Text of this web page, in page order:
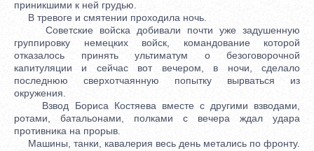
приникшими к ней грудью.
В тревоге и смятении проходила ночь.
Советские войска добивали почти уже задушенную
группировку немецких войск, командование которой
отказалось принять ультиматум о безоговорочной
капитуляции и сейчас вот вечером, в ночи, сделало
последнюю сверхотчаянную попытку вырваться из
окружения.
Взвод Бориса Костяева вместе с другими взводами,
ротами, батальонами, полками с вечера ждал удара
противника на прорыв.
Машины, танки, кавалерия весь день метались по фронту.